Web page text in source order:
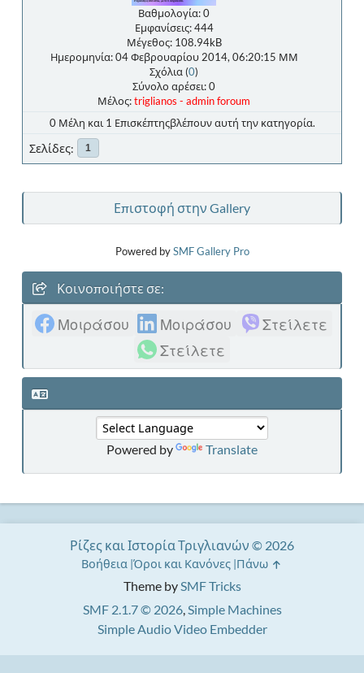
Βαθμολογία: 0
Εμφανίσεις: 444
Μέγεθος: 108.94kB
Ημερομηνία: 04 Φεβρουαρίου 2014, 06:20:15 ΜΜ
Σχόλια (0)
Σύνολο αρέσει: 0
Μέλος:triglianos - admin foroum
0 Μέλη και 1 Επισκέπτηςβλέπουν αυτή την κατηγορία.
Σελίδες 1
Επιστοφή στην Gallery
Powered bySMF Gallery Pro
Κοινοποιήστε σε:
Μοιράσου Μοιράσου
Στείλετε
Στείλετε
Powered by Translate
Theme bySMF Tricks
SMF 2.1.7 © 2026,Simple Machines
Simple Audio Video Embedder
Ρίζες και Ιστορία Τριγλιανών © 2026
Βοήθεια Όροι και Κανόνες Πάνω